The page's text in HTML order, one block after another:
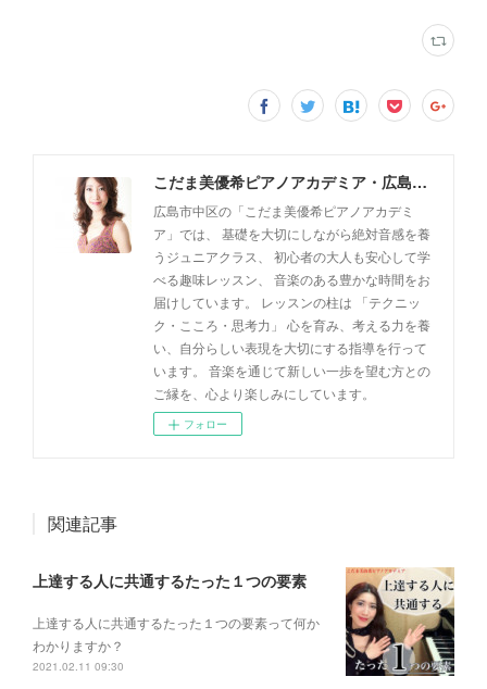
こだま美優希ピアノアカデミア・広島市中区
広島市中区の「こだま美優希ピアノアカデミ
ア」では、 基礎を大切にしながら絶対音感を養
うジュニアクラス、 初心者の大人も安心して学
べる趣味レッスン、 音楽のある豊かな時間をお
届けしています。 レッスンの柱は 「テクニッ
ク・こころ・思考力」 心を育み、考える力を養
い、自分らしい表現を大切にする指導を行って
います。 音楽を通じて新しい一歩を望む方との
ご縁を、心より楽しみにしています。
フォロー
関連記事
上達する人に共通するたった１つの要素
上達する人に共通するたった１つの要素って何か
わかりますか？
2021.02.11 09:30